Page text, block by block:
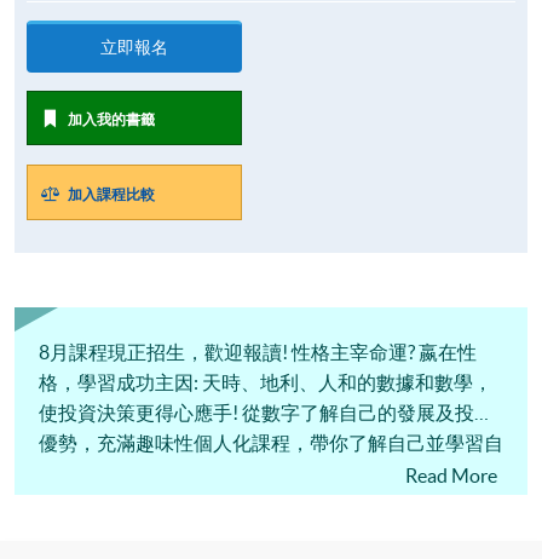
立即報名
加入我的書籤
加入課程比較
8月課程現正招生，歡迎報讀! 性格主宰命運? 嬴在性
格，學習成功主因: 天時、地利、人和的數據和數學，
使投資決策更得心應手! 從數字了解自己的發展及投資
優勢，充滿趣味性個人化課程，帶你了解自己並學習自
己的發展投資新方向! Numerology to Success從源遠流
Read More